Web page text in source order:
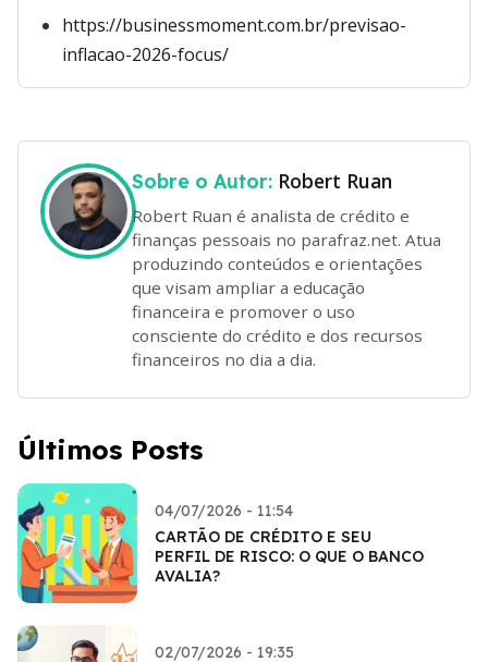
https://businessmoment.com.br/previsao-
inflacao-2026-focus/
Sobre o Autor: Robert Ruan
Robert Ruan é analista de crédito e
finanças pessoais no parafraz.net. Atua
produzindo conteúdos e orientações
que visam ampliar a educação
financeira e promover o uso
consciente do crédito e dos recursos
financeiros no dia a dia.
Últimos Posts
04/07/2026 - 11:54
CARTÃO DE CRÉDITO E SEU
PERFIL DE RISCO: O QUE O BANCO
AVALIA?
02/07/2026 - 19:35